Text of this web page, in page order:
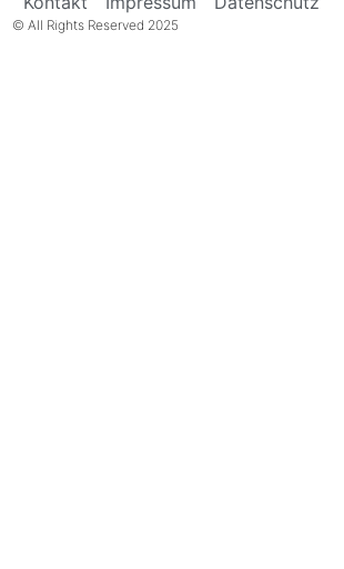
© All Rights Reserved 2025